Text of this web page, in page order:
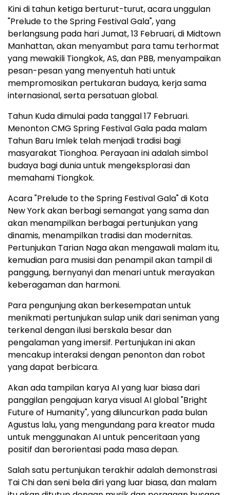
Kini di tahun ketiga berturut-turut, acara unggulan
"Prelude to the Spring Festival Gala", yang
berlangsung pada hari Jumat, 13 Februari, di Midtown
Manhattan, akan menyambut para tamu terhormat
yang mewakili Tiongkok, AS, dan PBB, menyampaikan
pesan-pesan yang menyentuh hati untuk
mempromosikan pertukaran budaya, kerja sama
internasional, serta persatuan global.
Tahun Kuda dimulai pada tanggal 17 Februari.
Menonton CMG Spring Festival Gala pada malam
Tahun Baru Imlek telah menjadi tradisi bagi
masyarakat Tionghoa. Perayaan ini adalah simbol
budaya bagi dunia untuk mengeksplorasi dan
memahami Tiongkok.
Acara "Prelude to the Spring Festival Gala" di Kota
New York akan berbagi semangat yang sama dan
akan menampilkan berbagai pertunjukan yang
dinamis, menampilkan tradisi dan modernitas.
Pertunjukan Tarian Naga akan mengawali malam itu,
kemudian para musisi dan penampil akan tampil di
panggung, bernyanyi dan menari untuk merayakan
keberagaman dan harmoni.
Para pengunjung akan berkesempatan untuk
menikmati pertunjukan sulap unik dari seniman yang
terkenal dengan ilusi berskala besar dan
pengalaman yang imersif. Pertunjukan ini akan
mencakup interaksi dengan penonton dan robot
yang dapat berbicara.
Akan ada tampilan karya AI yang luar biasa dari
panggilan pengajuan karya visual AI global "Bright
Future of Humanity", yang diluncurkan pada bulan
Agustus lalu, yang mengundang para kreator muda
untuk menggunakan AI untuk penceritaan yang
positif dan berorientasi pada masa depan.
Salah satu pertunjukan terakhir adalah demonstrasi
Tai Chi dan seni bela diri yang luar biasa, dan malam